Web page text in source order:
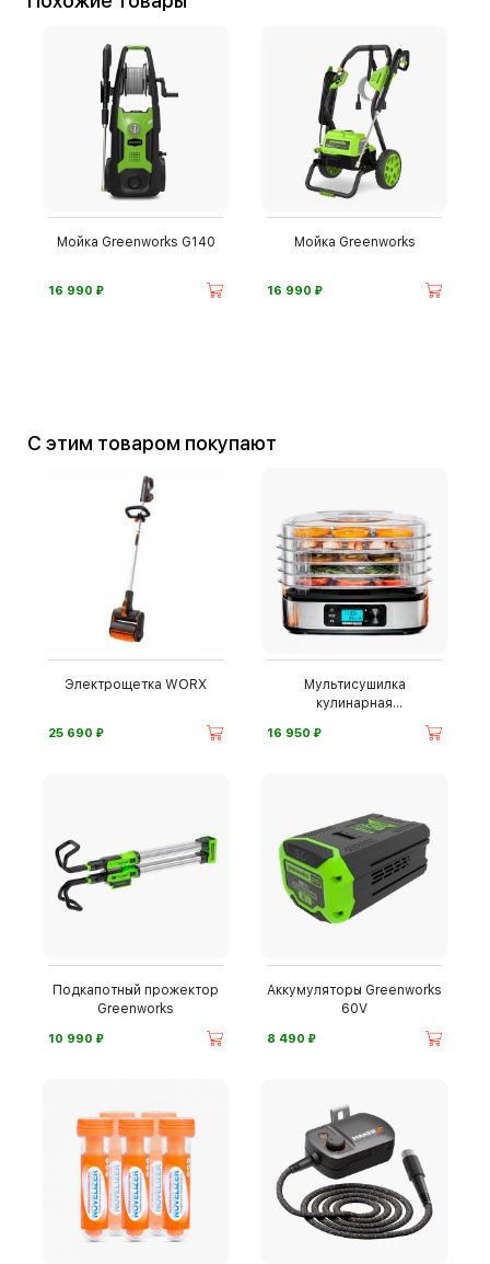
Мойка Greenworks G140
16 990 ⃏
Мойка Greenworks
16 990 ⃏
С этим товаром покупают
Электрощетка WORX
25 690 ⃏
Мультисушилка
кулинарная
16 950 ⃏
Подкапотный прожектор
Greenworks
10 990 ⃏
Аккумуляторы Greenworks
60V
8 490 ⃏